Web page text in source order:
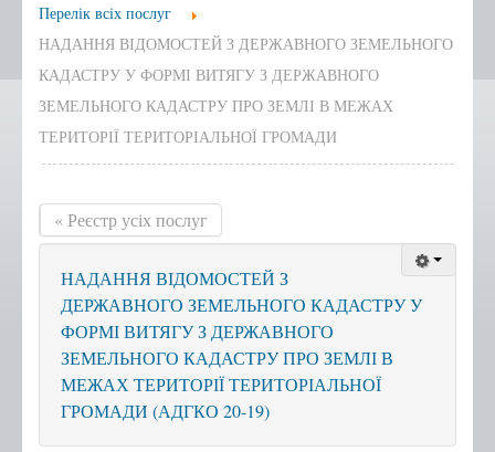
Інформація
Положення, Регламент
Структура
Графік роботи
Новини центру
Новини Тернопільської
Сертифікати
Корисна інформація
Віддалені робочі місця адміністраторів ЦНАП
с.Курівці
Перелік всіх послуг
НАДАННЯ ВІДОМОСТЕЙ З ДЕРЖАВНОГО ЗЕМЕЛЬНОГО
КАДАСТРУ У ФОРМІ ВИТЯГУ З ДЕРЖАВНОГО
ЗЕМЕЛЬНОГО КАДАСТРУ ПРО ЗЕМЛІ В МЕЖАХ
ТЕРИТОРІЇ ТЕРИТОРІАЛЬНОЇ ГРОМАДИ
« Реєстр усіх послуг
НАДАННЯ ВІДОМОСТЕЙ З
ДЕРЖАВНОГО ЗЕМЕЛЬНОГО КАДАСТРУ У
ФОРМІ ВИТЯГУ З ДЕРЖАВНОГО
ЗЕМЕЛЬНОГО КАДАСТРУ ПРО ЗЕМЛІ В
МЕЖАХ ТЕРИТОРІЇ ТЕРИТОРІАЛЬНОЇ
ГРОМАДИ (АДГКО 20-19)